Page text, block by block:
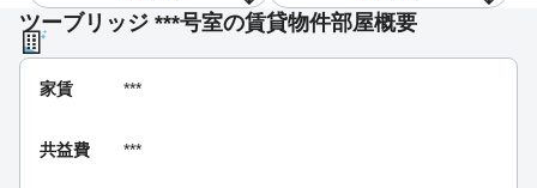
ツーブリッジ ***号室の賃貸物件部屋概要
家賃 ***
共益費 ***